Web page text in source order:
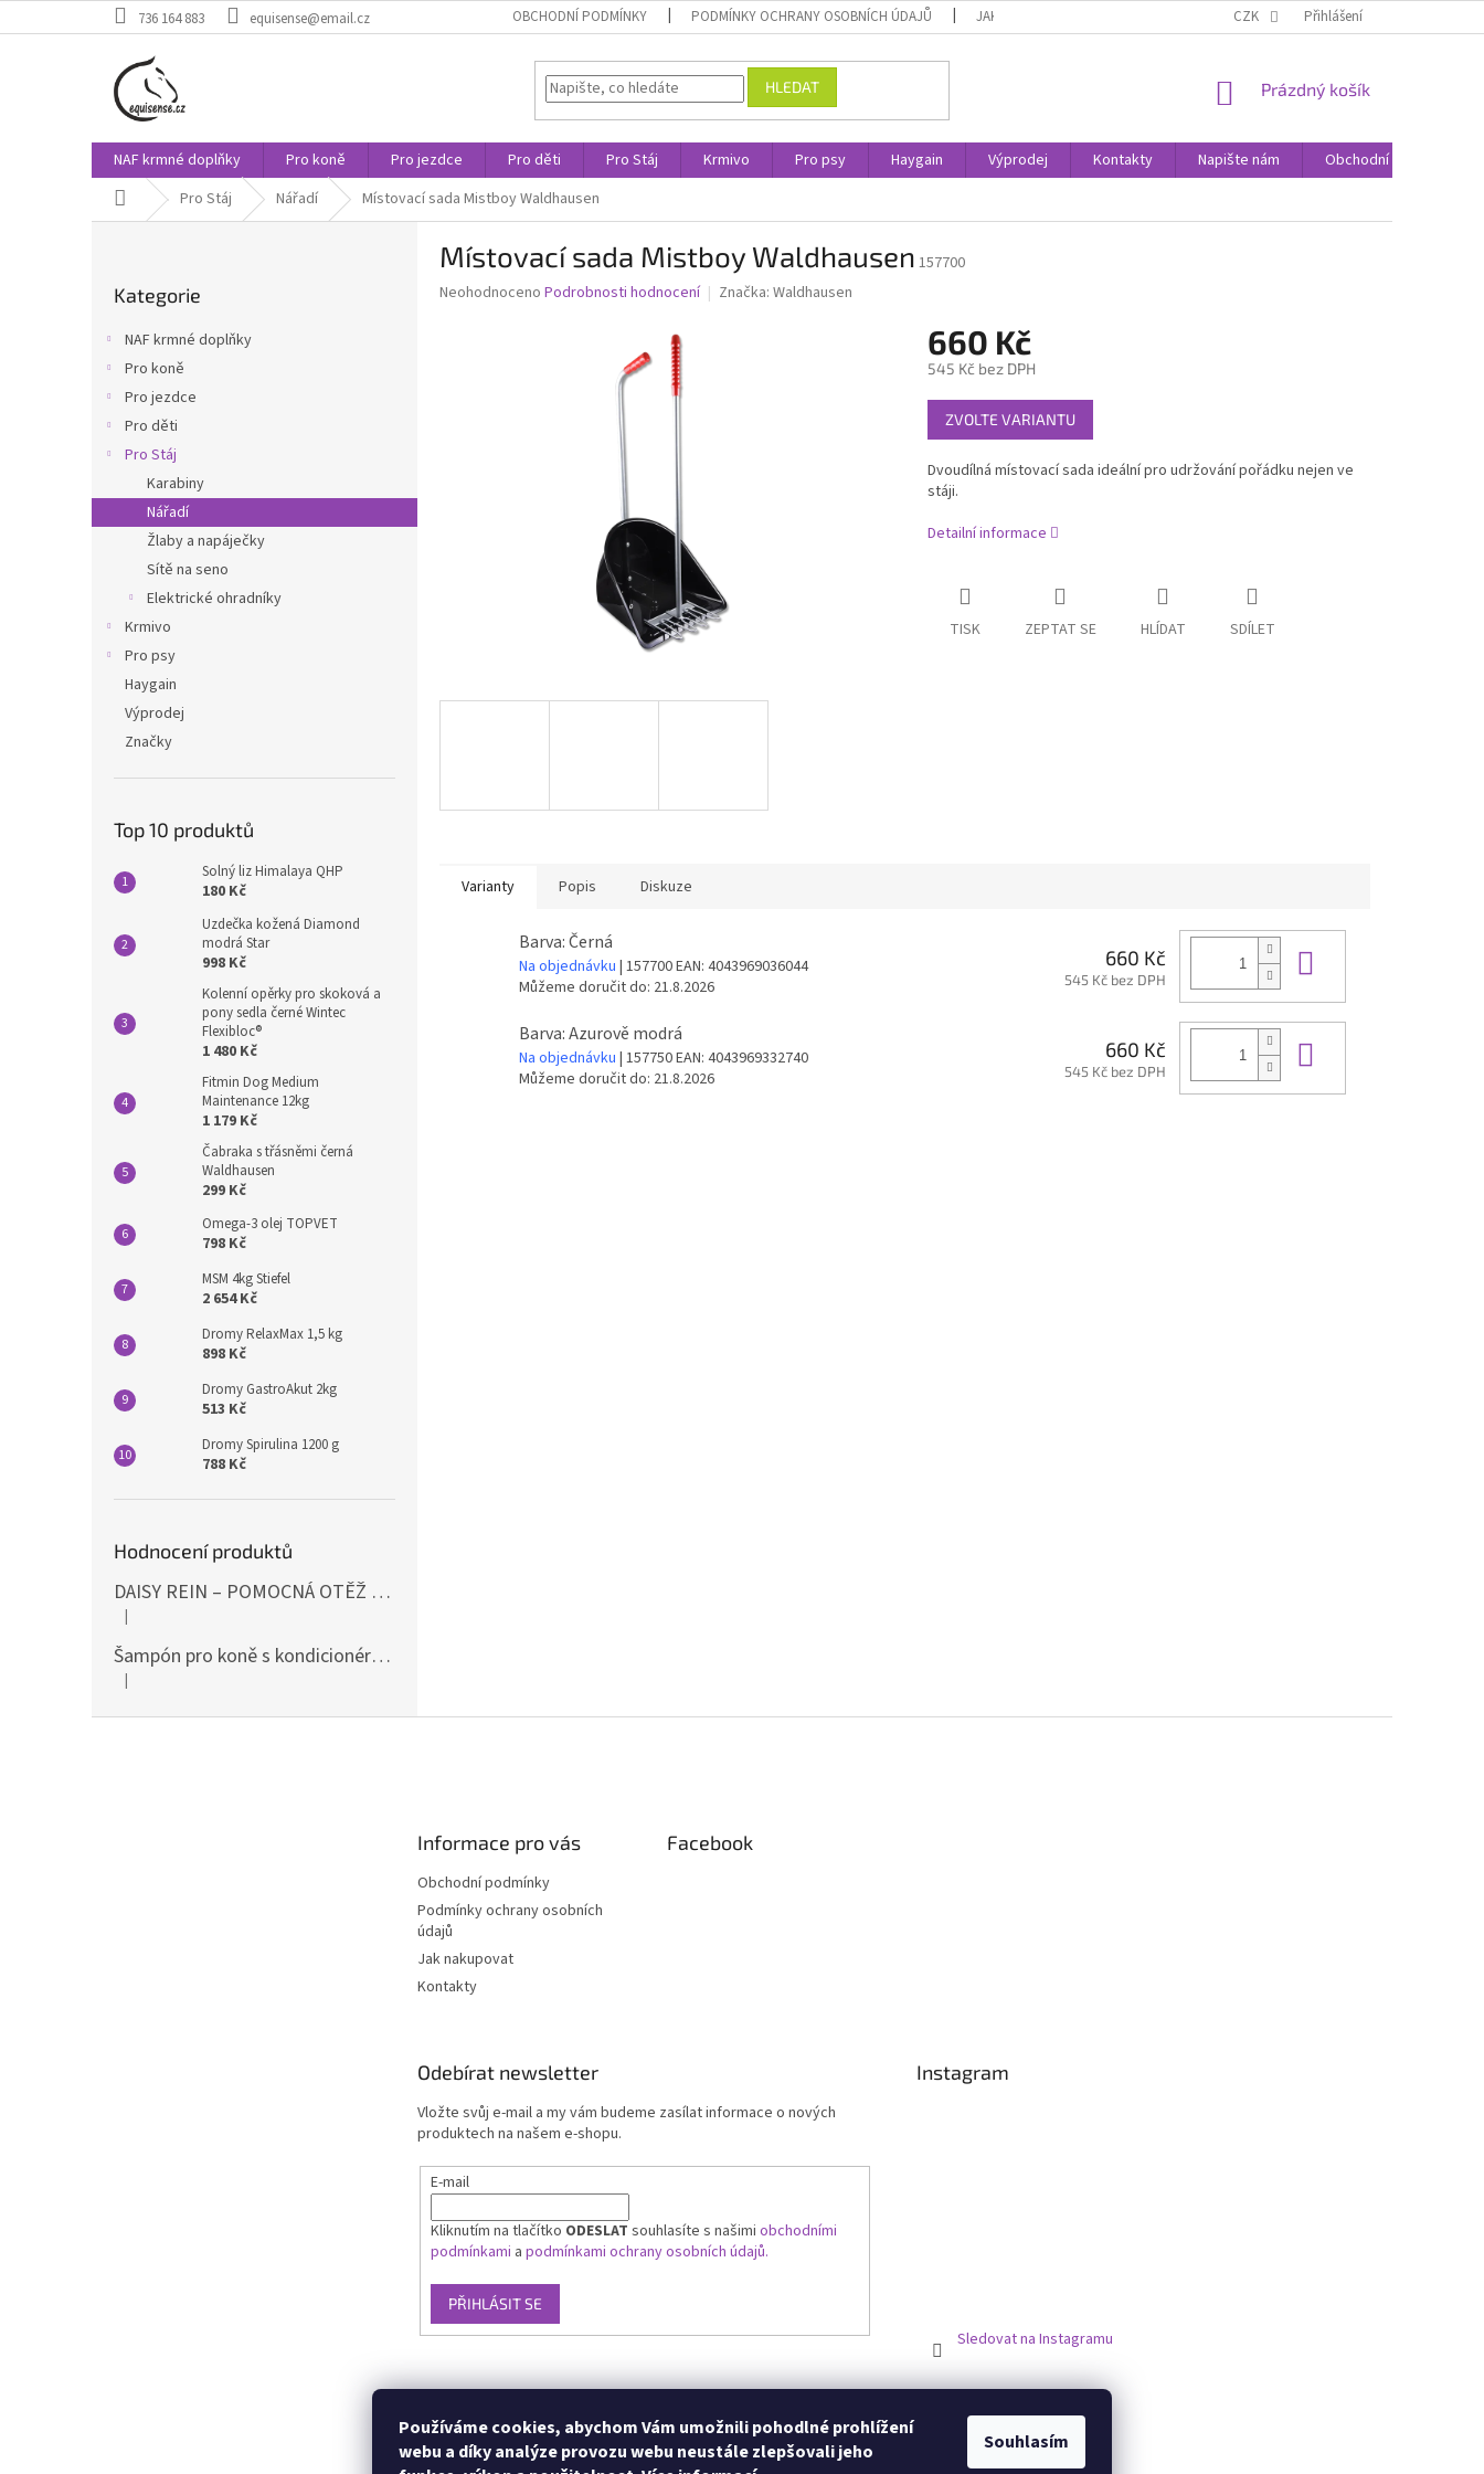
Používáme cookies, abychom Vám umožnili pohodlné prohlížení
webu a díky analýze provozu webu neustále zlepšovali jeho
Souhlasím
na
736 164 883 equisense@email.cz OBCHODNÍ PODMÍNKY PODMÍNKY OCHRANY OSOBNÍCH ÚDAJŮ JAK NAKUPOVAT CZK Přihlášení
HLEDAT
NÁKUPNÍ
Prázdný košík
NAF krmné doplňky Pro koně Pro jezdce Pro děti Pro Stáj Krmivo Pro psy Haygain Výprodej Kontakty Napište nám
Obchodní podmínky
Domů Pro Stáj Nářadí Místovací sada Mistboy Waldhausen
n
e
kategorie
Kategorie
NAF krmné doplňky
Pro koně
Pro jezdce
Pro děti
Pro Stáj
Karabiny
Nářadí
Žlaby a napáječky
Sítě na seno
Elektrické ohradníky
Krmivo
Pro psy
Haygain
Výprodej
Značky
Top 10 produktů
Solný liz Himalaya QHP
180 Kč
Uzdečka kožená Diamond
modrá Star
998 Kč
Kolenní opěrky pro skoková a
pony sedla černé Wintec
Flexibloc®
1 480 Kč
Fitmin Dog Medium
Maintenance 12kg
1 179 Kč
Čabraka s třásněmi černá
Waldhausen
299 Kč
Omega-3 olej TOPVET
798 Kč
MSM 4kg Stiefel
2 654 Kč
Dromy RelaxMax 1,5 kg
898 Kč
Dromy GastroAkut 2kg
513 Kč
Dromy Spirulina 1200 g
788 Kč
Hodnocení produktů
DAISY REIN – POMOCNÁ OTĚŽ PROTI STAHOVÁNÍ HLAVY DOLŮ ČERNÁ SHIRES
Hodnocení produktu je 5 z 5 hvězdiček.
|
Šampón pro koně s kondicionérem 500ml Waldhausen
Hodnocení produktu je 5 z 5 hvězdiček.
|
Místovací sada Mistboy Waldhausen 157700
Průměrné
Neohodnoceno Podrobnosti hodnocení Značka: Waldhausen
660 Kč
545 Kč bez DPH
Měrná
cena:
ZVOLTE VARIANTU
Dvoudílná místovací sada ideální pro udržování pořádku nejen ve
stáji.
Detailní informace
TISK ZEPTAT SE HLÍDAT SDÍLET
Varianty Popis Diskuze
Barva: Černá
Na objednávku | 157700EAN: 4043969036044
Můžeme doručit do: 21.8.2026
660 Kč
545 Kč bez DPH
Barva: Azurově modrá
Na objednávku | 157750EAN: 4043969332740
Můžeme doručit do: 21.8.2026
660 Kč
545 Kč bez DPH
Informace pro vás
Obchodní podmínky
Podmínky ochrany osobních
údajů
Jak nakupovat
Kontakty
Facebook
Odebírat newsletter
Vložte svůj e-mail a my vám budeme zasílat informace o nových
produktech na našem e-shopu.
E-mail
Kliknutím na tlačítko ODESLAT souhlasíte s našimi obchodními
podmínkami a podmínkami ochrany osobních údajů.
PŘIHLÁSIT SE
Instagram
Sledovat na Instagramu